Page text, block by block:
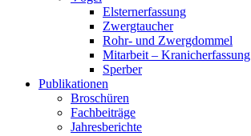
Elsternerfassung
Zwergtaucher
Rohr- und Zwergdommel
Mitarbeit – Kranicherfassung
Sperber
Publikationen
Broschüren
Fachbeiträge
Jahresberichte